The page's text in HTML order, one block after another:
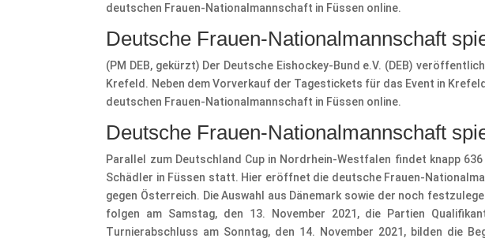
deutschen Frauen-Nationalmannschaft in Füssen online.
Deutsche Frauen-Nationalmannschaft
(PM DEB, gekürzt) Der Deutsche Eishockey-Bund e.V. (DEB)
Krefeld. Neben dem Vorverkauf der Tagestickets für das Event in
deutschen Frauen-Nationalmannschaft in Füssen online.
Deutsche Frauen-Nationalmannschaft
Parallel zum Deutschland Cup in Nordrhein-Westfalen findet knapp
Schädler in Füssen statt. Hier eröffnet die deutsche Frauen-
gegen Österreich. Die Auswahl aus Dänemark sowie der noch
folgen am Samstag, den 13. November 2021, die Partien
Turnierabschluss am Sonntag, den 14. November 2021, bilden die